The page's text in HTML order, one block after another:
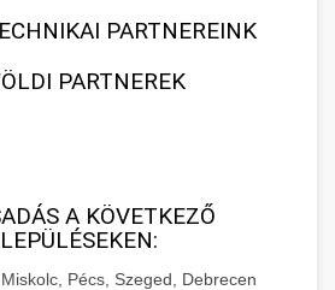
PARTNEREINK
PARTNEREK
A KÖVETKEZŐ
Pécs, Szeged, Debrecen